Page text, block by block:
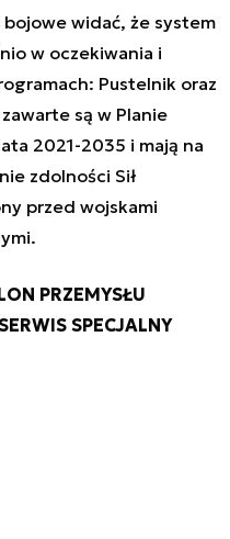
widać, że system
w oczekiwania i
Pustelnik oraz
są w Planie
2021-2035 i mają na
zdolności Sił
przed wojskami
PRZEMYSŁU
SPECJALNY